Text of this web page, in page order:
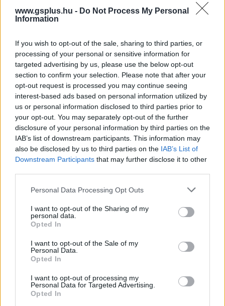
www.gsplus.hu - Do Not Process My Personal
Information
If you wish to opt-out of the sale, sharing to third parties, or
processing of your personal or sensitive information for
targeted advertising by us, please use the below opt-out
section to confirm your selection. Please note that after your
opt-out request is processed you may continue seeing
interest-based ads based on personal information utilized by
us or personal information disclosed to third parties prior to
your opt-out. You may separately opt-out of the further
disclosure of your personal information by third parties on the
IAB’s list of downstream participants. This information may
also be disclosed by us to third parties on the IAB’s List of
Downstream Participants that may further disclose it to other
Please note that this website/app uses one or more Google
not limited to your visit or usage behaviour. You may click to
grant or deny consent to Google and its third-party tags to
use your data for below specified purposes in below Google
consent section.
Personal Data Processing Opt Outs
I want to opt-out of the Sharing of my
personal data.
Opted In
I want to opt-out of the Sale of my
Personal Data.
Opted In
I want to opt-out of processing my
Personal Data for Targeted Advertising.
Opted In
Forza Horizon ” autólista: A rajongóknak már ezen a
héten érdemes figyelniük a „ Forza Horizon”
játékban megtalálható modelleket bejelenteni. A
hivatalosForzaMotorsport Twitter és Facebook
csatornákat követve a rajongók első kézből
értesülhetnek a játékkal kapcsolatos újdonságokról.
Forza Horizon” 2012. október 23-án kerül az üzletek
polcaira. A játék a többféle kiszerelésben lesz elérhető,
az alábbi ajánlott fogyasztói árakon:
Forza Horizonszoftver: 12 990 Ft
Forza HorizonLimited Edition szoftver : 14 990 Ft
Xbox 360 250GB konzol ésForza Horizonszoftver: 79
Xbox 360 Wireless Speed Wheel kormánykerék és
Horizonszoftver: 21 990 Ft"
SMASH by Meló-Diák: Homok, zene és a nyár legjobb
Július végén folytatódik a balatoni strandröplabda-
sorozat.